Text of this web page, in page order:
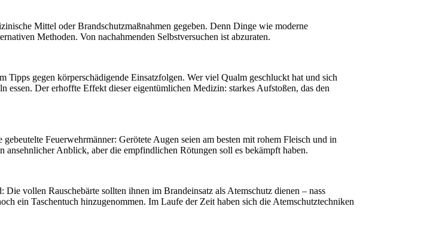
Mittel oder Brandschutzmaßnahmen gegeben. Denn Dinge wie moderne
Methoden. Von nachahmenden Selbstversuchen ist abzuraten.
Tipps gegen körperschädigende Einsatzfolgen. Wer viel Qualm geschluckt hat und sich
Der erhoffte Effekt dieser eigentümlichen Medizin: starkes Aufstoßen, das den
Feuerwehrmänner: Gerötete Augen seien am besten mit rohem Fleisch und in
Anblick, aber die empfindlichen Rötungen soll es bekämpft haben.
vollen Rauschebärte sollten ihnen im Brandeinsatz als Atemschutz dienen – nass
ein Taschentuch hinzugenommen. Im Laufe der Zeit haben sich die Atemschutztechniken